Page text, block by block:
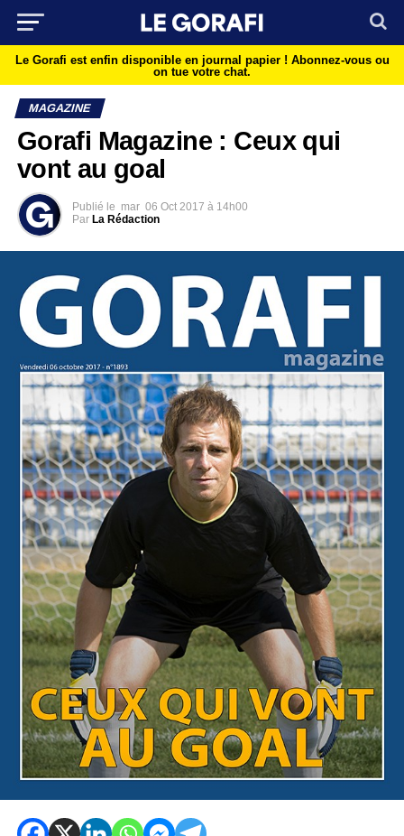
Le Gorafi est enfin disponible en journal papier ! Abonnez-vous ou
on tue votre chat.
MAGAZINE
Gorafi Magazine : Ceux qui
vont au goal
Publié le mar 06 Oct 2017 à 14h00
Par La Rédaction